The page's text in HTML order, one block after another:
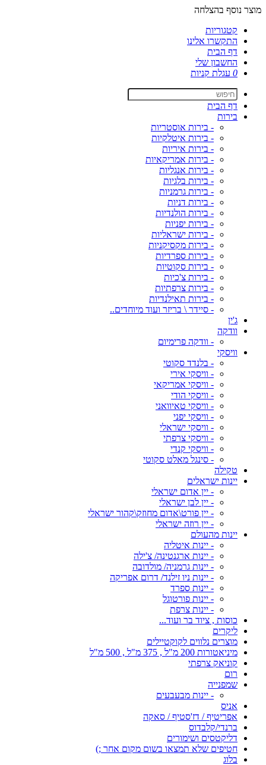
מוצר נוסף בהצלחה
קטגוריות
התקשרו אלינו
דף הבית
החשבון שלי
0 עגלת קניות
דף הבית
בירות
- בירות אוסטריות
- בירות איטלקיות
- בירות איריות
- בירות אמריקאיות
- בירות אנגליות
- בירות בלגיות
- בירות גרמניות
- בירות דניות
- בירות הולנדיות
- בירות יפניות
- בירות ישראליות
- בירות מקסיקניות
- בירות ספרדיות
- בירות סקוטיות
- בירות צ'כיות
- בירות צרפתיות
- בירות תאילנדיות
- סיידר \ בריזר ועוד מיוחדים..
ג'ין
וודקה
- וודקה פרימיום
וויסקי
- בלנדד סקוטי
- וויסקי אירי
- וויסקי אמריקאי
- וויסקי הודי
- וויסקי טאיוואני
- וויסקי יפני
- וויסקי ישראלי
- וויסקי צרפתי
- וויסקי קנדי
- סינגל מאלט סקוטי
טקילה
יינות ישראלים
- יין אדום ישראלי
- יין לבן ישראלי
- יין פורט\אדום מחוזק\קהור ישראלי
- יין רוזה ישראלי
יינות מהעולם
- יינות איטליה
- יינות ארגנטינה/ צ'ילה
- יינות גרמניה/ מולדובה
- יינות ניו זילנד/ דרום אפריקה
- יינות ספרד
- יינות פורטוגל
- יינות צרפת
כוסות , ציוד בר ועוד...
ליקרים
מוצרים נלווים לקוקטיילים
מיניאטורות 200 מ"ל , 375 מ"ל , 500 מ"ל
קוניאק צרפתי
רום
שמפנייה
- יינות מבעבעים
אניס
אפריטיף / דז'סטיף / סאקה
ברנדי/קלבדוס
דליקטסים ושימורים
חטיפים שלא תמצאו בשום מקום אחר ;)
בלוג